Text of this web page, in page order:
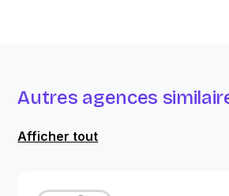
Autres agences
Afficher tout